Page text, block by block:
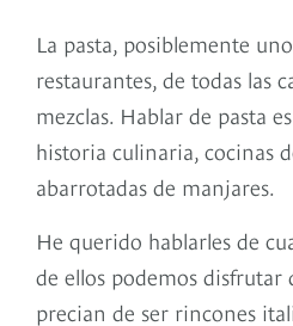
La pasta, posiblemente
restaurantes, de todas las
mezclas. Hablar de pasta
historia culinaria, cocinas
abarrotadas de manjares.
He querido hablarles de
de ellos podemos disfrutar
precian de ser rincones